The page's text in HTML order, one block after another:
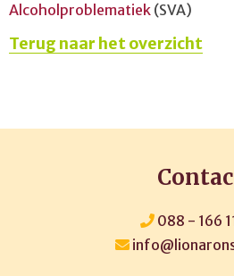
Alcoholproblematiek (SVA)
Terug naar het overzicht
088 - 166